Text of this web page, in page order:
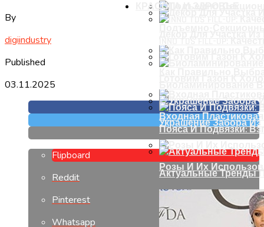
Входная
Украшение Забора
Розы И Их
КРАСОТА И ЗДРОВЬЕ
Пояса И Подвязки:
Актуальные Тренды
By
digiindustry
Published
03.11.2025
Flipboard
Reddit
Pinterest
Whatsapp